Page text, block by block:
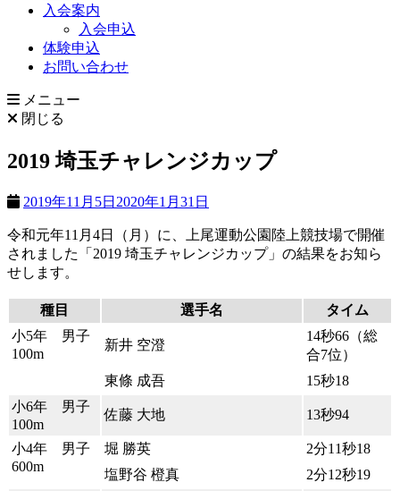
入会案内
入会申込
体験申込
お問い合わせ
メニュー
閉じる
2019 埼玉チャレンジカップ
2019年11月5日 2020年1月31日
令和元年11月4日（月）に、上尾運動公園陸上競技場で開催
されました「2019 埼玉チャレンジカップ」の結果をお知ら
せします。
種目 選手名
タイム
小5年 男子
100m
新井 空澄
14秒66（総
合7位）
東條 成吾
15秒18
小6年 男子
100m
佐藤 大地 13秒94
小4年 男子
600m
堀 勝英
2分11秒18
塩野谷 橙真
2分12秒19